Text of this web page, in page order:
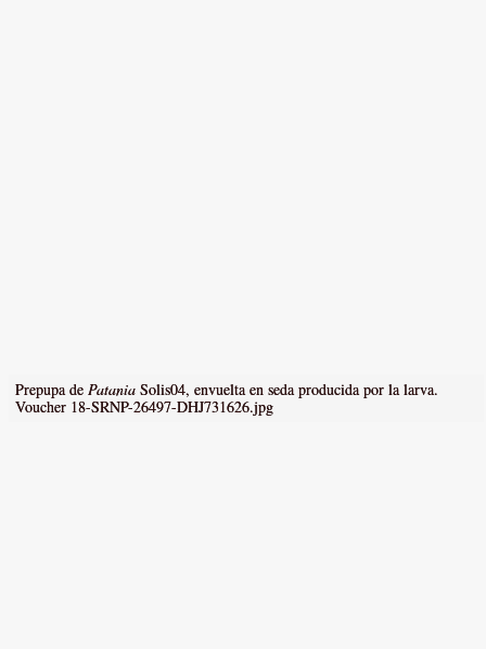
Prepupa de Patania Solis04, envuelta en seda producida por la larva.
Voucher 18-SRNP-26497-DHJ731626.jpg